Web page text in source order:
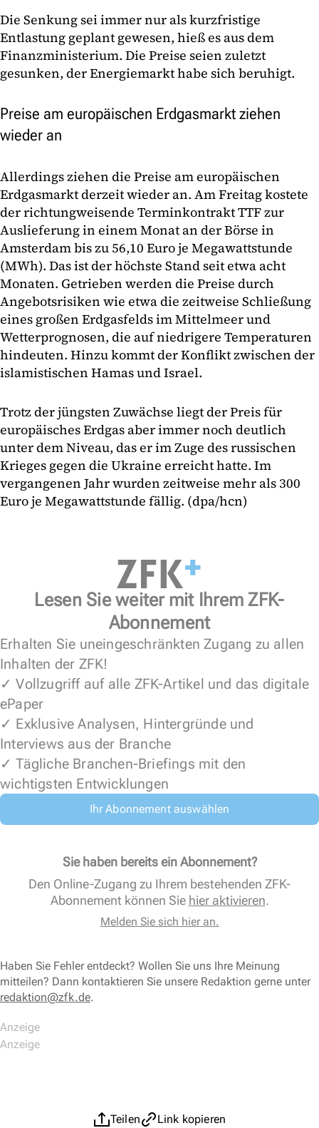
Die Senkung sei immer nur als kurzfristige
Entlastung geplant gewesen, hieß es aus dem
Finanzministerium. Die Preise seien zuletzt
gesunken, der Energiemarkt habe sich beruhigt.
Preise am europäischen Erdgasmarkt ziehen
wieder an
Allerdings ziehen die Preise am europäischen
Erdgasmarkt derzeit wieder an. Am Freitag kostete
der richtungweisende Terminkontrakt TTF zur
Auslieferung in einem Monat an der Börse in
Amsterdam bis zu 56,10 Euro je Megawattstunde
(MWh). Das ist der höchste Stand seit etwa acht
Monaten. Getrieben werden die Preise durch
Angebotsrisiken wie etwa die zeitweise Schließung
eines großen Erdgasfelds im Mittelmeer und
Wetterprognosen, die auf niedrigere Temperaturen
hindeuten. Hinzu kommt der Konflikt zwischen der
islamistischen Hamas und Israel.
Trotz der jüngsten Zuwächse liegt der Preis für
europäisches Erdgas aber immer noch deutlich
unter dem Niveau, das er im Zuge des russischen
Krieges gegen die Ukraine erreicht hatte. Im
vergangenen Jahr wurden zeitweise mehr als 300
Euro je Megawattstunde fällig. (dpa/hcn)
Lesen Sie weiter mit Ihrem ZFK-
Abonnement
Erhalten Sie uneingeschränkten Zugang zu allen
Inhalten der ZFK!
✓ Vollzugriff auf alle ZFK-Artikel und das digitale
ePaper
✓ Exklusive Analysen, Hintergründe und
Interviews aus der Branche
✓ Tägliche Branchen-Briefings mit den
wichtigsten Entwicklungen
Ihr Abonnement auswählen
Sie haben bereits ein Abonnement?
Den Online-Zugang zu Ihrem bestehenden ZFK-
Abonnement können Sie hier aktivieren.
Melden Sie sich hier an.
Haben Sie Fehler entdeckt? Wollen Sie uns Ihre Meinung
mitteilen? Dann kontaktieren Sie unsere Redaktion gerne unter
redaktion@zfk.de.
Teilen
Link kopieren